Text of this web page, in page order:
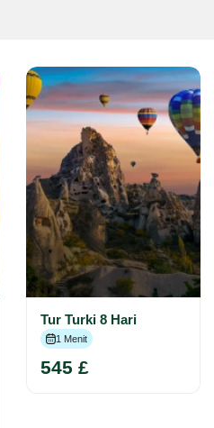
Tur Turki 8 Hari
1 Menit
545 £